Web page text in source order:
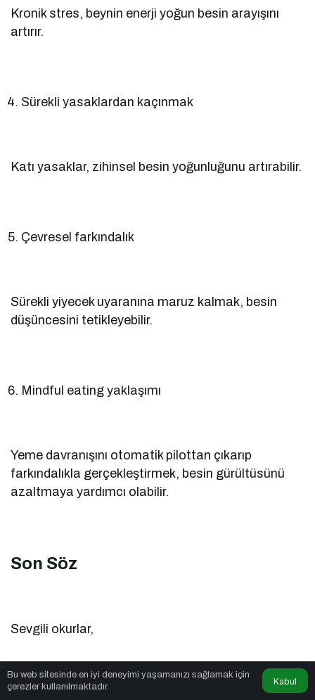
Kronik stres, beynin enerji yoğun besin arayışını
artırır.
Sürekli yasaklardan kaçınmak
Katı yasaklar, zihinsel besin yoğunluğunu artırabilir.
Çevresel farkındalık
Sürekli yiyecek uyaranına maruz kalmak, besin
düşüncesini tetikleyebilir.
Mindful eating yaklaşımı
Yeme davranışını otomatik pilottan çıkarıp
farkındalıkla gerçekleştirmek, besin gürültüsünü
azaltmaya yardımcı olabilir.
Son Söz
Sevgili okurlar,
Bu web sitesinde en iyi deneyimi yaşamanızı sağlamak için
çerezler kullanılmaktadır.
Kabul